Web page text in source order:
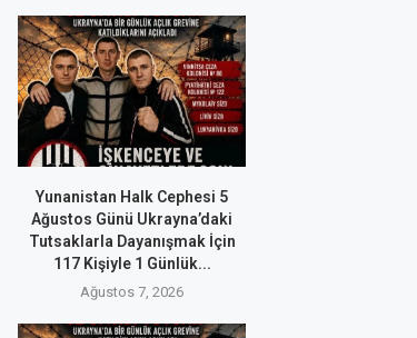
Yunanistan Halk Cephesi 5
Ağustos Günü Ukrayna’daki
Tutsaklarla Dayanışmak İçin
117 Kişiyle 1 Günlük...
Ağustos 7, 2026